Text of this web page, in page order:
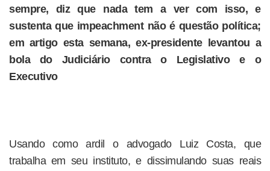
sempre, diz que nada tem a ver com isso, e
sustenta que impeachment não é questão política;
em artigo esta semana, ex-presidente levantou a
bola do Judiciário contra o Legislativo e o
Executivo
Usando como ardil o advogado Luiz Costa, que
trabalha em seu instituto, e dissimulando suas reais